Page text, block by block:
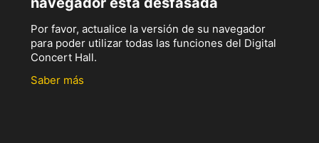
Por favor, actualice la versión de su navegador
para poder utilizar todas las funciones del Digital
Concert Hall.
Saber más